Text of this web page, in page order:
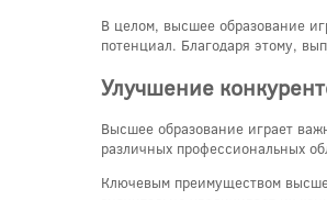
В целом, высшее образование
потенциал. Благодаря этому,
Улучшение
Высшее образование играет
различных профессиональных
Ключевым преимуществом